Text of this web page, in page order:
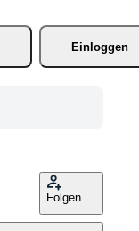
Einloggen
Folgen